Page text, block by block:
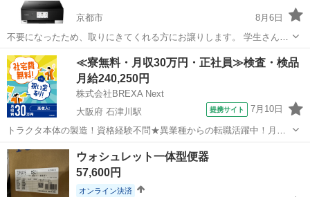
京都市
8月6日
不要になったため、取りにきてくれる方にお譲りします。 学生さん優
先です。
京都 京都市 その他
≪寮無料・月収30万円・正社員≫検査・検品
月給240,250円
株式会社BREXA Next
大阪府 石津川駅
提携サイト 7月10日
トラクタ本体の製造！資格経験不問★異業種からの転職活躍中！月収
例29万円以上！生活支援物資事前対応可◎即日入寮OK！寮費はずっと
無料＆備品付き1R寮完備！赴任旅費会社負担！工場まで無料送迎あり
◎《大阪府堺市》 人気の工場の...
大阪 堺市 その他
ウォシュレット一体型便器
57,600円
オンライン決済